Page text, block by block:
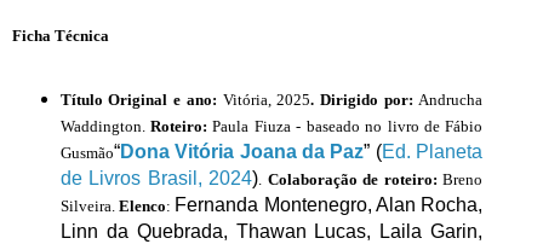
Ficha Técnica
Título Original e ano: Vitória, 2025. Dirigido por:Andrucha
Waddington.Roteiro:Paula Fiuza - baseado no livro de Fábio
Gusmão“Dona Vitória Joana da Paz” (Ed. Planeta
de Livros Brasil, 2024). Colaboração de roteiro: Breno
Silveira. Elenco: Fernanda Montenegro, Alan Rocha,
Linn da Quebrada, Thawan Lucas, Laila Garin,